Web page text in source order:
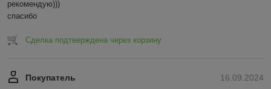
рекомендую)))
спасибо
Сделка подтверждена через корзину
16.09.2024
Покупатель